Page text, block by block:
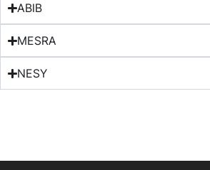
ABIB
MESRA
NESY